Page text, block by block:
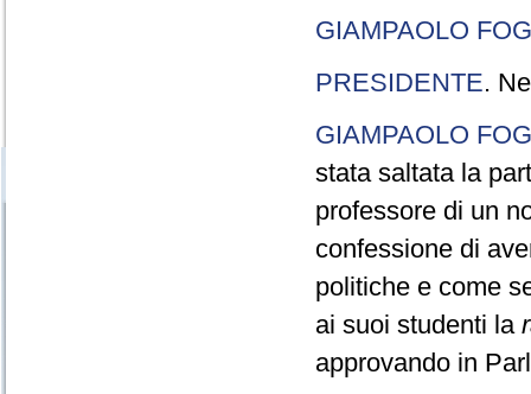
GIAMPAOLO
PRESIDENTE.
GIAMPAOLO
stata saltata la
professore di un
confessione di
politiche e come
ai suoi studenti la
approvando in